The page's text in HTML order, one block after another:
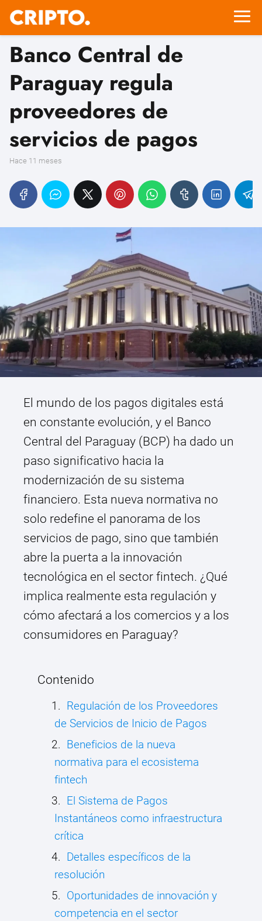
Banco Central de
Paraguay regula
proveedores de
servicios de pagos
hace 11 meses
El mundo de los pagos digitales está
en constante evolución, y el Banco
Central del Paraguay (BCP) ha dado un
paso significativo hacia la
modernización de su sistema
financiero. Esta nueva normativa no
solo redefine el panorama de los
servicios de pago, sino que también
abre la puerta a la innovación
tecnológica en el sector fintech. ¿Qué
implica realmente esta regulación y
cómo afectará a los comercios y a los
consumidores en Paraguay?
Contenido
Regulación de los Proveedores
de Servicios de Inicio de Pagos
Beneficios de la nueva
normativa para el ecosistema
fintech
El Sistema de Pagos
Instantáneos como infraestructura
crítica
Detalles específicos de la
resolución
Oportunidades de innovación y
competencia en el sector